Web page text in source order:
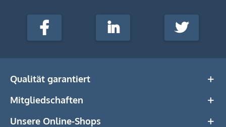
stempel-
Media
Facebook LinkedIn Twitter
Qualität garantiert
Mitgliedschaften
Unsere Online-Shops